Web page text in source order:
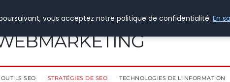
OUTILS SEO STRATÉGIES DE SEO TECHNOLOGIES DE L'INFORMATION
vous acceptez notre politique de confidentialité. En